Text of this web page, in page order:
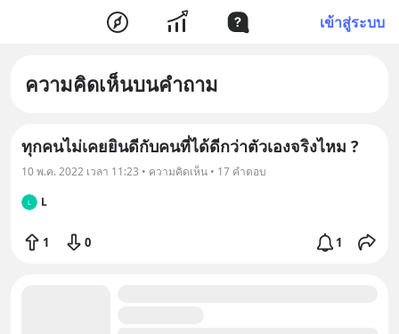
เข้าสู่ระบบ
ความคิดเห็นบนคำถาม
ทุกคนไม่เคยยินดีกับคนที่ได้ดีกว่าตัวเองจริงไหม ?
10 พ.ค. 2022 เวลา 11:23 • ความคิดเห็น • 17 คำตอบ
L L
1 0 1